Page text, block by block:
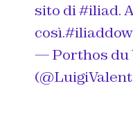
sito di#iliad.
così.
— Porthos du